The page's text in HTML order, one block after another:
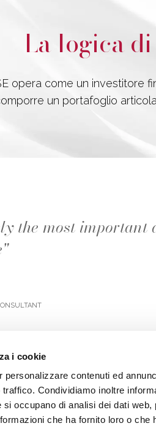
i cookie
personalizzare contenuti ed
Condividiamo inoltre
occupano di analisi dei dati
che ha fornito loro o che
La logica
opera come un investitore
un portafoglio
the most important